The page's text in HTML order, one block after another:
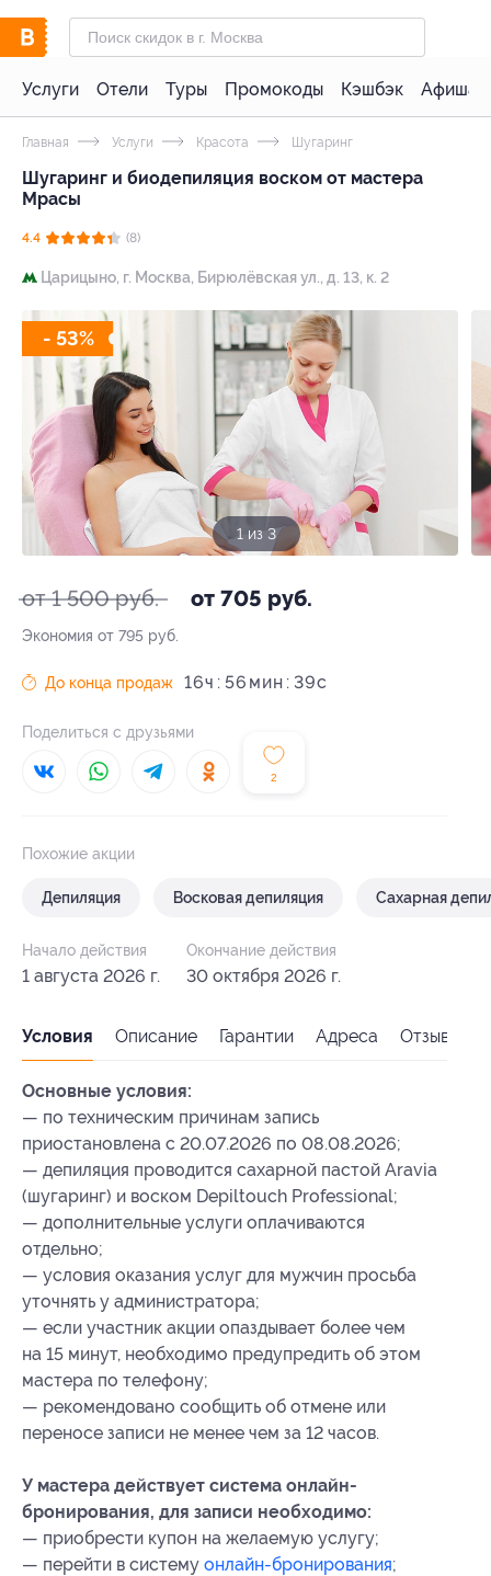
Услуги Отели Туры Промокоды Кэшбэк Афиша
Главная Услуги Красота Шугаринг
Шугаринг и биодепиляция воском от мастера
Мрасы
4.4 (8)
Царицыно, г. Москва, Бирюлёвская ул., д. 13, к. 2
- 53%
1 из 3
от 1 500 руб. от 705 руб.
Экономия от 795 руб.
2
До конца продаж 16ч 56 39c
Поделиться с друзьями
Похожие акции
Депиляция Восковая депиляция Сахарная
Начало действия
1 августа 2026 г.
Окончание действия
30 октября 2026 г.
Условия Описание Гарантии Адреса Отзывы
Основные условия:
— по техническим причинам запись
приостановлена с 20.07.2026 по 08.08.2026;
— депиляция проводится сахарной пастой Aravia
(шугаринг) и воском Depiltouch Professional;
— дополнительные услуги оплачиваются
отдельно;
— условия оказания услуг для мужчин просьба
уточнять у администратора;
— если участник акции опаздывает более чем
на 15 минут, необходимо предупредить об этом
мастера по телефону;
— рекомендовано сообщить об отмене или
переносе записи не менее чем за 12 часов.
У мастера действует система онлайн-
бронирования, для записи необходимо:
—⁠ ⁠приобрести купон на желаемую услугу;
—⁠ ⁠перейти в систему онлайн-бронирования;